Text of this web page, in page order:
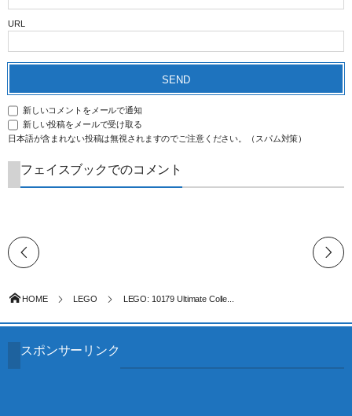
URL
新しいコメントをメールで通知
新しい投稿をメールで受け取る
日本語が含まれない投稿は無視されますのでご注意ください。（スパム対策）
フェイスブックでのコメント
HOME LEGO LEGO: 10179 Ultimate Colle...
スポンサーリンク